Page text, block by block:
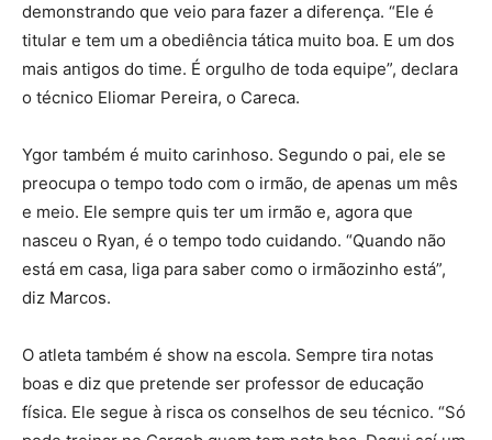
demonstrando que veio para fazer a diferença. “Ele é
titular e tem um a obediência tática muito boa. E um dos
mais antigos do time. É orgulho de toda equipe”, declara
o técnico Eliomar Pereira, o Careca.
Ygor também é muito carinhoso. Segundo o pai, ele se
preocupa o tempo todo com o irmão, de apenas um mês
e meio. Ele sempre quis ter um irmão e, agora que
nasceu o Ryan, é o tempo todo cuidando. “Quando não
está em casa, liga para saber como o irmãozinho está”,
diz Marcos.
O atleta também é show na escola. Sempre tira notas
boas e diz que pretende ser professor de educação
física. Ele segue à risca os conselhos de seu técnico. “Só